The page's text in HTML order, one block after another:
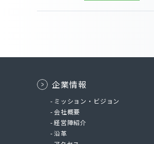
企業情報
ミッション・ビジョン
会社概要
経営陣紹介
沿革